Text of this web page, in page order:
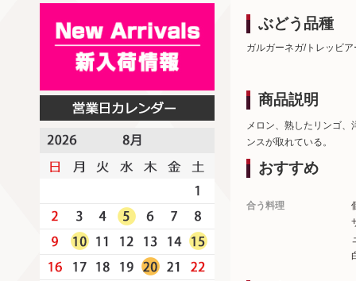
ぶどう品種
ガルガーネガ/トレッビ
商品説明
メロン、熟したリンゴ
ンスが取れている。
おすすめ
合う料理